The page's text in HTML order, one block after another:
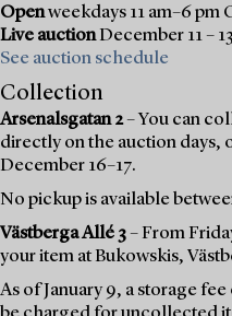
Openweekdays 11 am–6 pm
Live auctionDecember 11 –
See auction schedule
Collection
Arsenalsgatan 2– You can
directly on the auction days,
December 16–17.
No pickup is available
Västberga Allé 3– From
your item at Bukowskis,
As of January 9, a storage